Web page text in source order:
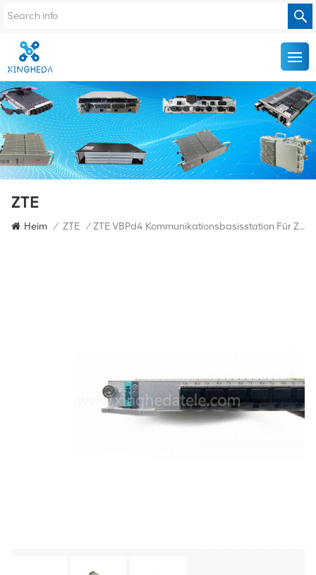
ZTE
Heim / ZTE / ZTE VBPd4 Kommunikationsbasisstation Für ZTE 5G BBU Baseband Board